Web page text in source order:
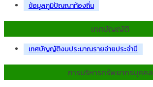
ข้อมูลภูมิปัญญาท้องถิ่น
เทศบัญญัติ
เทศบัญญัติงบประมาณรายจ่ายประจำปี
การบริหารทรัพยากรบุคคล